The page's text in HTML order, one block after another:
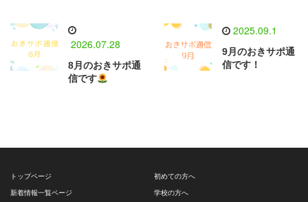
2026.07.28
8月のおきサポ通
信です
2025.09.1
9月のおきサポ通
信です！
トップページ
新着情報一覧ページ
初めての方へ
学校の方へ